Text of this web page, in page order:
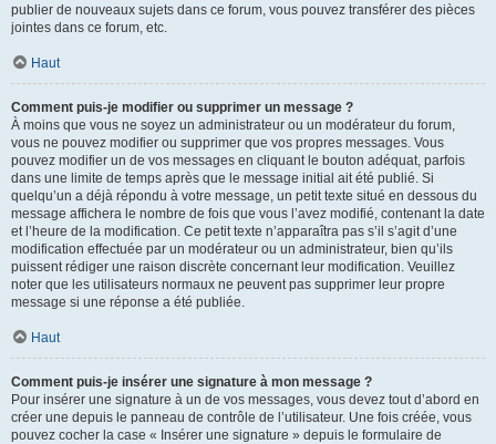
publier de nouveaux sujets dans ce forum, vous pouvez transférer des pièces
jointes dans ce forum, etc.
Haut
Comment puis-je modifier ou supprimer un message ?
À moins que vous ne soyez un administrateur ou un modérateur du forum,
vous ne pouvez modifier ou supprimer que vos propres messages. Vous
pouvez modifier un de vos messages en cliquant le bouton adéquat, parfois
dans une limite de temps après que le message initial ait été publié. Si
quelqu’un a déjà répondu à votre message, un petit texte situé en dessous du
message affichera le nombre de fois que vous l’avez modifié, contenant la date
et l’heure de la modification. Ce petit texte n’apparaîtra pas s’il s’agit d’une
modification effectuée par un modérateur ou un administrateur, bien qu’ils
puissent rédiger une raison discrète concernant leur modification. Veuillez
noter que les utilisateurs normaux ne peuvent pas supprimer leur propre
message si une réponse a été publiée.
Haut
Comment puis-je insérer une signature à mon message ?
Pour insérer une signature à un de vos messages, vous devez tout d’abord en
créer une depuis le panneau de contrôle de l’utilisateur. Une fois créée, vous
pouvez cocher la case « Insérer une signature » depuis le formulaire de